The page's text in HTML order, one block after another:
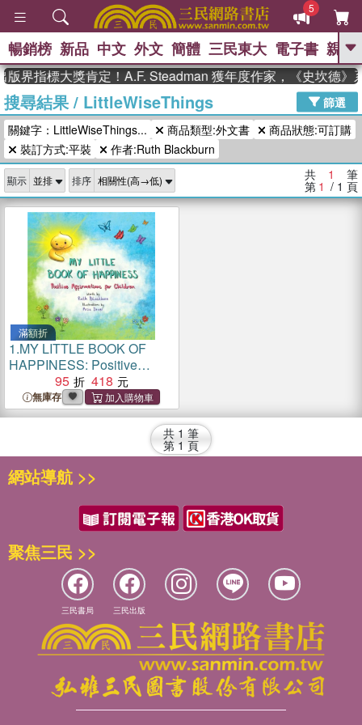
5
GO
熱搜： 東野圭吾 高希均教授回憶錄
、 The Odyssey 、 父親節 、 如果歷
史是一群喵 、 暑期推薦 、 國際布克
獎 臺灣漫遊錄
登輝時代 、 數學女孩：黎曼猜想 、
偉大的迷走神經
暢銷榜 新品 中文 外文 簡體 三民東大 電子書 親子
界指標大獎肯定！A.F. Steadman 獲年度作家，《史坎德》
搜尋結果/ LittleWiseThings
篩選
關鍵字：LittleWiseThings...
商品類型:外文書
商品狀態:可訂購
裝訂方式:平裝
作者:Ruth Blackburn
顯示 排序 共 1 筆
第 1 / 1 頁
滿額折
1.MY LITTLE BOOK OF
HAPPINESS: Positive
Affirmations for Children
95 418
無庫存
共 1 筆
第 1 頁
網站導航 >>
聚焦三民 >>
三民書局 三民出版